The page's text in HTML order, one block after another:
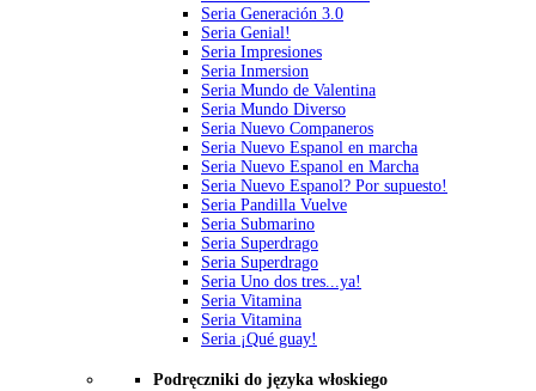
Seria Generación 3.0
Seria Genial!
Seria Impresiones
Seria Inmersion
Seria Mundo de Valentina
Seria Mundo Diverso
Seria Nuevo Companeros
Seria Nuevo Espanol en marcha
Seria Nuevo Espanol en Marcha
Seria Nuevo Espanol? Por supuesto!
Seria Pandilla Vuelve
Seria Submarino
Seria Superdrago
Seria Superdrago
Seria Uno dos tres...ya!
Seria Vitamina
Seria Vitamina
Seria ¡Qué guay!
Podręczniki do języka włoskiego